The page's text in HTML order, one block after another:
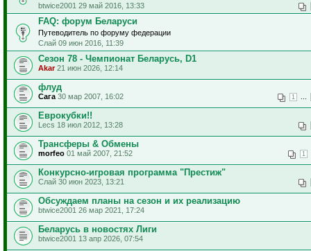
btwice2001 29 май 2016, 13:33
FAQ: форум Беларуси
Путеводитель по форуму федерации
Слай 09 июн 2016, 11:39
Сезон 78 - Чемпионат Беларусь, D1
Akar21 июн 2026, 12:14
флуд
1
Сага 30 мар 2007, 16:02
Еврокубки!!
Lecs 18 июл 2012, 13:28
Трансферы & Обмены
1
morfeo 01 май 2007, 21:52
Конкурсно-игровая программа "Престиж"
Слай 30 июн 2023, 13:21
Обсуждаем планы на сезон и их реализацию
btwice2001 26 мар 2021, 17:24
Беларусь в новостях Лиги
btwice2001 13 апр 2026, 07:54